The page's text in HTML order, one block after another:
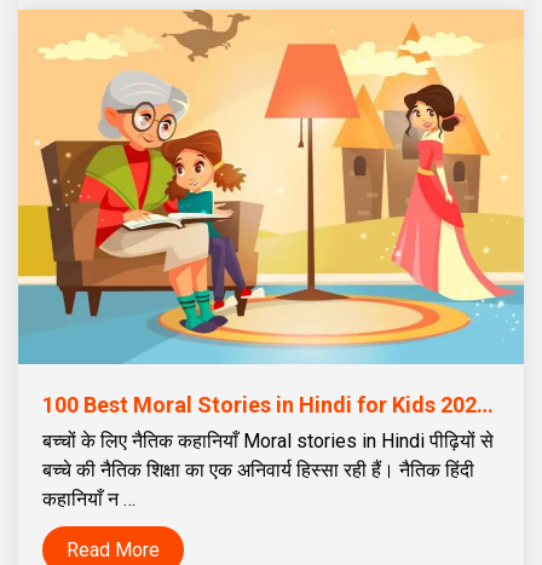
100 Best Moral Stories in Hindi for Kids 2023 | नैतिक हिंदी कहानियाँ बच्चों के लिए
बच्चों के लिए नैतिक कहानियाँ Moral stories in Hindi पीढ़ियों से
बच्चे की नैतिक शिक्षा का एक अनिवार्य हिस्सा रही हैं। नैतिक हिंदी
कहानियाँ न …
Read More